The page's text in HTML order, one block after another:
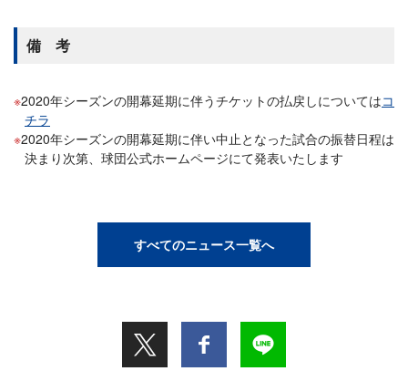
備 考
2020年シーズンの開幕延期に伴うチケットの払戻しについてはコ
チラ
2020年シーズンの開幕延期に伴い中止となった試合の振替日程は
決まり次第、球団公式ホームページにて発表いたします
すべてのニュース一覧へ